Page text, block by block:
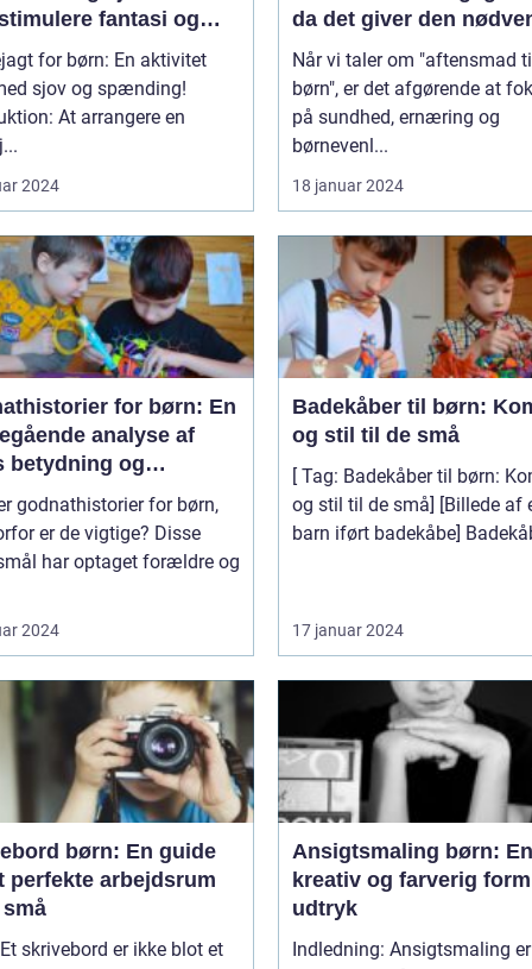
fantasi og
for børn: En aktivitet
sjov og spænding!
At arrangere en
2024
da det giver den
ernæring og energi til
støtte deres vækst og
udvikling
Når vi taler om "aftensmad
børn", er det afgørende at
på sundhed, ernæring og
børnevenl...
18 januar 2024
for børn: En
analyse af
betydning og
godnathistorier for børn,
er de vigtige? Disse
har optaget forældre og
2024
Badekåber til børn:
og stil til de små
[ Tag: Badekåber til børn:
og stil til de små] [Billede af et
barn iført badekåbe]
17 januar 2024
børn: En guide
perfekte arbejdsrum
skrivebord er ikke blot et
Ansigtsmaling børn: En
kreativ og farverig
udtryk
Indledning: Ansigtsmaling